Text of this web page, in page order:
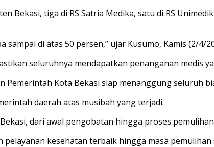
Bekasi, tiga di RS Satria Medika, satu di RS
di atas 50 persen,” ujar Kusumo, Kamis (2/4/
seluruhnya mendapatkan penanganan medis
Pemerintah Kota Bekasi siap menanggung seluruh
daerah atas musibah yang terjadi.
dari awal pengobatan hingga proses
kesehatan terbaik hingga masa pemulihan